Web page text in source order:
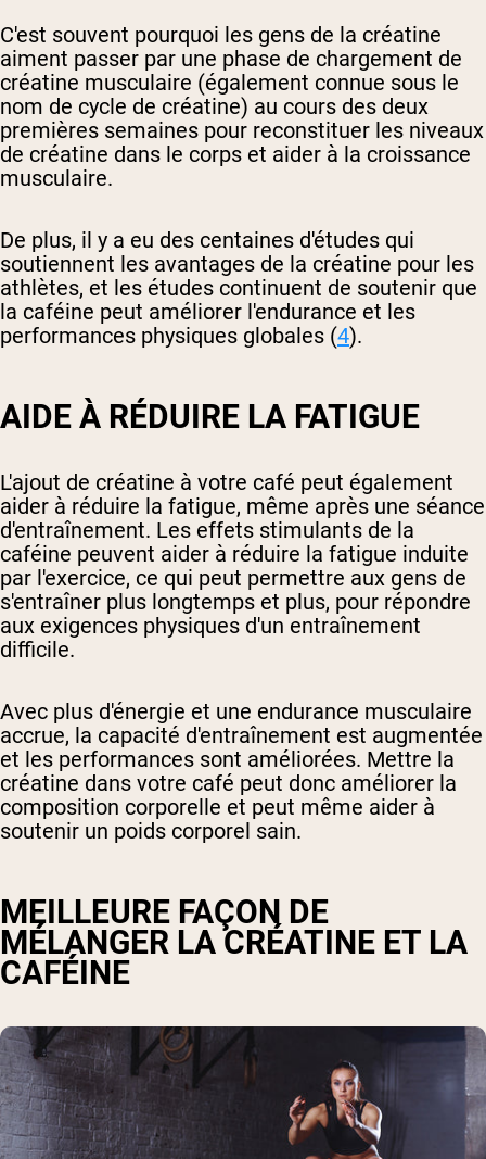
C'est souvent pourquoi les gens de la créatine
aiment passer par une phase de chargement de
créatine musculaire (également connue sous le
nom de cycle de créatine) au cours des deux
premières semaines pour reconstituer les niveaux
de créatine dans le corps et aider à la croissance
musculaire.
De plus, il y a eu des centaines d'études qui
soutiennent les avantages de la créatine pour les
athlètes, et les études continuent de soutenir que
la caféine peut améliorer l'endurance et les
performances physiques globales (4).
AIDE À RÉDUIRE LA FATIGUE
L'ajout de créatine à votre café peut également
aider à réduire la fatigue, même après une séance
d'entraînement. Les effets stimulants de la
caféine peuvent aider à réduire la fatigue induite
par l'exercice, ce qui peut permettre aux gens de
s'entraîner plus longtemps et plus, pour répondre
aux exigences physiques d'un entraînement
difficile.
Avec plus d'énergie et une endurance musculaire
accrue, la capacité d'entraînement est augmentée
et les performances sont améliorées. Mettre la
créatine dans votre café peut donc améliorer la
composition corporelle et peut même aider à
soutenir un poids corporel sain.
MEILLEURE FAÇON DE
MÉLANGER LA CRÉATINE ET LA
CAFÉINE